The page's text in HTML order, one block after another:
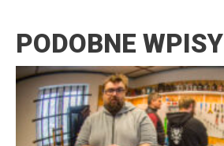
PODOBNE WPISY